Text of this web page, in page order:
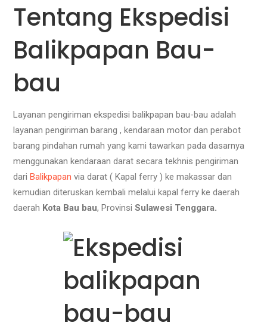
Tentang Ekspedisi
Balikpapan Bau-
bau
Layanan pengiriman ekspedisi balikpapan bau-bau adalah
layanan pengiriman barang , kendaraan motor dan perabot
barang pindahan rumah yang kami tawarkan pada dasarnya
menggunakan kendaraan darat secara tekhnis pengiriman
dariBalikpapan via darat ( Kapal ferry ) ke makassar dan
kemudian diteruskan kembali melalui kapal ferry ke daerah
daerah Kota Bau bau, ProvinsiSulawesi Tenggara.